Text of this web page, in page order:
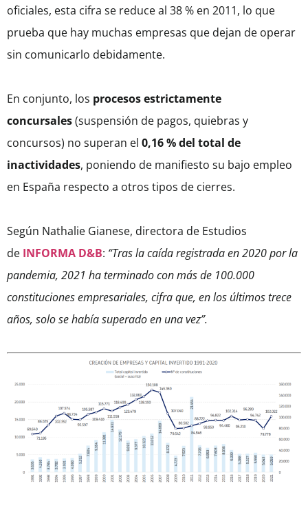
oficiales, esta cifra se reduce al 38 % en 2011, lo que
prueba que hay muchas empresas que dejan de operar
sin comunicarlo debidamente.
En conjunto, los procesos estrictamente
concursales(suspensión de pagos, quiebras y
concursos) no superan el 0,16 % del total de
inactividades, poniendo de manifiesto su bajo empleo
en España respecto a otros tipos de cierres.
Según Nathalie Gianese, directora de Estudios
de INFORMA D&B: “Tras la caída registrada en 2020 por la
pandemia, 2021 ha terminado con más de 100.000
constituciones empresariales, cifra que, en los últimos trece
años, solo se había superado en una vez”.